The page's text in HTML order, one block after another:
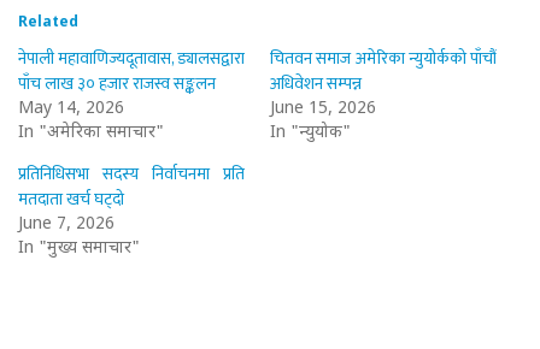
Related
नेपाली महावाणिज्यदूतावास, ड्यालसद्वारा
पाँच लाख ३० हजार राजस्व सङ्कलन
May 14, 2026
In "अमेरिका समाचार"
चितवन समाज अमेरिका न्युयोर्कको पाँचौं
अधिवेशन सम्पन्न
June 15, 2026
In "न्युयोर्क"
प्रतिनिधिसभा सदस्य निर्वाचनमा प्रति
मतदाता खर्च घट्दो
June 7, 2026
In "मुख्य समाचार"